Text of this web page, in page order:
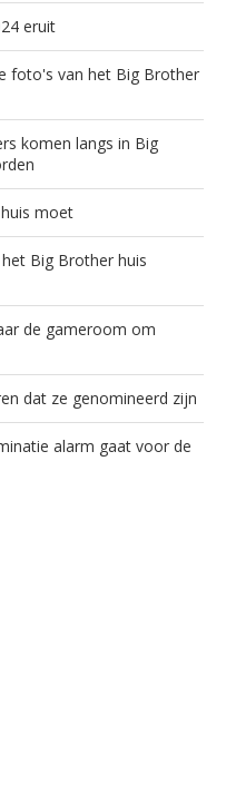
eruit
foto's van het Big Brother
komen langs in Big
moet
Big Brother huis
de gameroom om
dat ze genomineerd zijn
alarm gaat voor de